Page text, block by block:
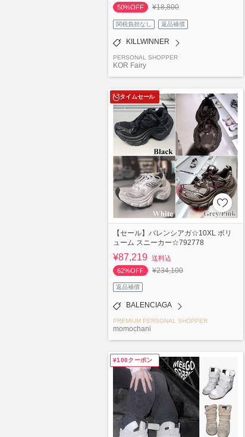
50%OFF
¥18,800
関税負担なし 返品補償
KILLWINNER
PERSONAL SHOPPER
KOR Fairy
タイムセール
【セール】バレンシアガ☆10XL ボリ
ューム スニーカー☆792778
¥87,219 送料込
62%OFF
¥234,100
返品補償
BALENCIAGA
PREMIUM PERSONAL SHOPPER
momochani
¥100クーポン